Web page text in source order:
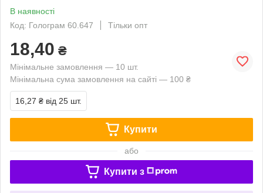
В наявності
Код: Голограм 60.647
Тільки опт
18,40 ₴
Мінімальне замовлення — 10 шт.
Мінімальна сума замовлення на сайті — 100 ₴
16,27 ₴ від 25 шт.
Купити
або
Купити з